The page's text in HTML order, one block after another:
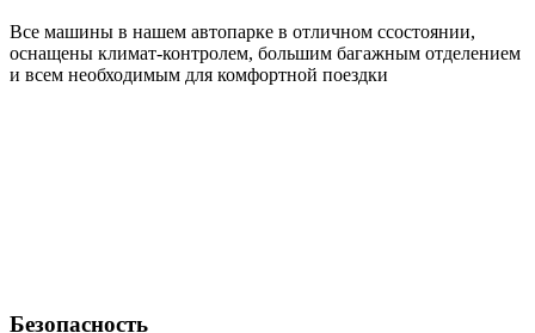
Все машины в нашем автопарке в отличном ссостоянии,
оснащены климат-контролем, большим багажным отделением
и всем необходимым для комфортной поездки
Безопасность